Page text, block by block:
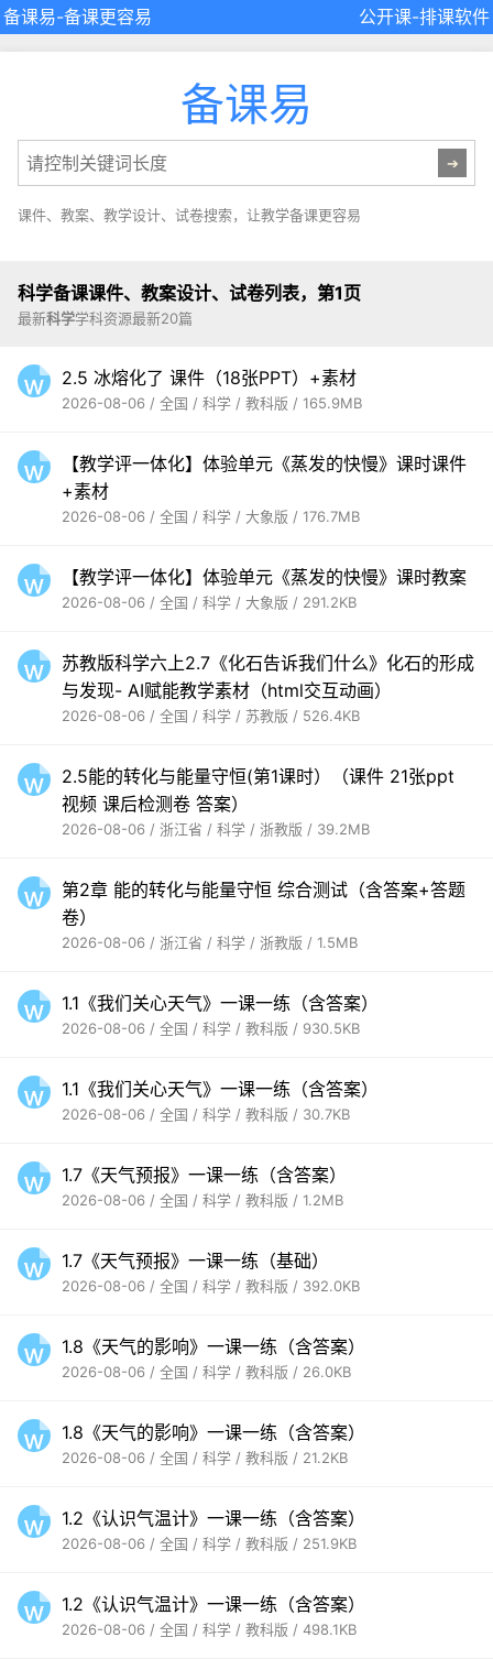
备课易-备课更容易 公开课-排课软件
备课易
课件、教案、教学设计、试卷搜索，让教学备课更容易
科学备课课件、教案设计、试卷列表，第1页
最新科学学科资源最新20篇
2.5 冰熔化了 课件（18张PPT）+素材
2026-08-06 / 全国 / 科学 / 教科版 / 165.9MB
【教学评一体化】体验单元《蒸发的快慢》课时课件
+素材
2026-08-06 / 全国 / 科学 / 大象版 / 176.7MB
【教学评一体化】体验单元《蒸发的快慢》课时教案
2026-08-06 / 全国 / 科学 / 大象版 / 291.2KB
苏教版科学六上2.7《化石告诉我们什么》化石的形成
与发现- AI赋能教学素材（html交互动画）
2026-08-06 / 全国 / 科学 / 苏教版 / 526.4KB
2.5能的转化与能量守恒(第1课时）（课件 21张ppt
视频 课后检测卷 答案）
2026-08-06 / 浙江省 / 科学 / 浙教版 / 39.2MB
第2章 能的转化与能量守恒 综合测试（含答案+答题
卷）
2026-08-06 / 浙江省 / 科学 / 浙教版 / 1.5MB
1.1《我们关心天气》一课一练（含答案）
2026-08-06 / 全国 / 科学 / 教科版 / 930.5KB
1.1《我们关心天气》一课一练（含答案）
2026-08-06 / 全国 / 科学 / 教科版 / 30.7KB
1.7《天气预报》一课一练（含答案）
2026-08-06 / 全国 / 科学 / 教科版 / 1.2MB
1.7《天气预报》一课一练（基础）
2026-08-06 / 全国 / 科学 / 教科版 / 392.0KB
1.8《天气的影响》一课一练（含答案）
2026-08-06 / 全国 / 科学 / 教科版 / 26.0KB
1.8《天气的影响》一课一练（含答案）
2026-08-06 / 全国 / 科学 / 教科版 / 21.2KB
1.2《认识气温计》一课一练（含答案）
2026-08-06 / 全国 / 科学 / 教科版 / 251.9KB
1.2《认识气温计》一课一练（含答案）
2026-08-06 / 全国 / 科学 / 教科版 / 498.1KB